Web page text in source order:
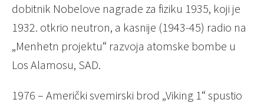
dobitnik Nobelove nagrade za fiziku 1935, koji je
1932. otkrio neutron, a kasnije (1943-45) radio na
„Menhetn projektu“ razvoja atomske bombe u
Los Alamosu, SAD.
1976 – Američki svemirski brod „Viking 1“ spustio